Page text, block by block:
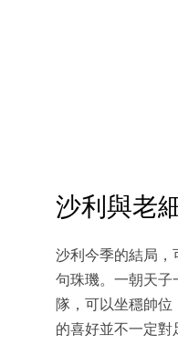
沙利與老
沙利今季的結局，
句珠璣。一朝天子
隊，可以坐穩帥
的喜好並不一定